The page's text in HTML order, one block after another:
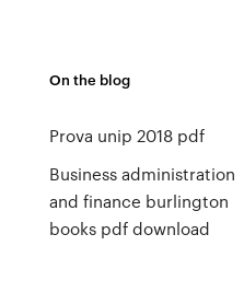
On the blog
Prova unip 2018 pdf
Business administration
and finance burlington
books pdf download